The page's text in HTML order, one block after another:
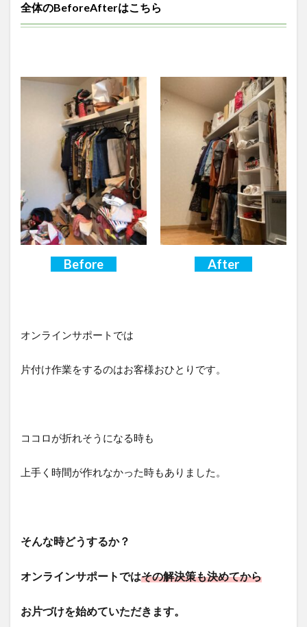
全体のBeforeAfterはこちら
Before After
オンラインサポートでは
片付け作業をするのはお客様おひとりです。
ココロが折れそうになる時も
上手く時間が作れなかった時もありました。
そんな時どうするか？
オンラインサポートではその解決策も決めてから
お片づけを始めていただきます。